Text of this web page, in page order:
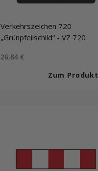
Verkehrszeichen 720
„Grünpfeilschild“ - VZ 720
Sonderpreis
26,84 €
Zum Produkt